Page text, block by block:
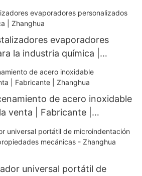
evaporadores
la industria química |
de acero inoxidable
venta | Fabricante |
universal portátil de